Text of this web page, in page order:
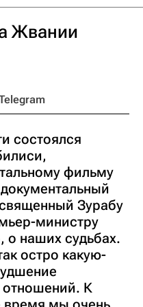
Жвании
состоялся
фильму
Зурабу
министру
о наших судьбах.
остро какую-
отношений. К